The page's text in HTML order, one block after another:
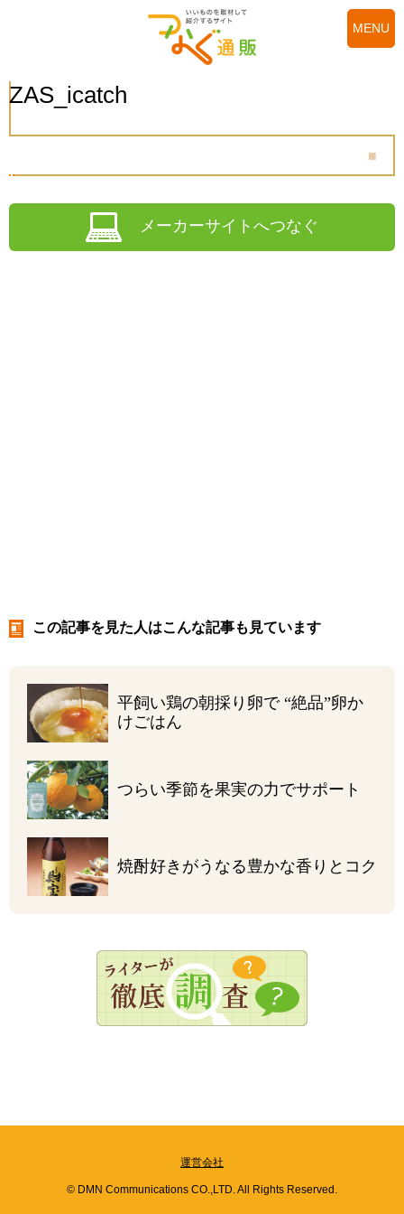
MENU
ZAS_icatch
メーカーサイトへつなぐ
この記事を見た人はこんな記事も見ています
平飼い鶏の朝採り卵で “絶品”卵か
けごはん
つらい季節を果実の力でサポート
焼酎好きがうなる豊かな香りとコク
運営会社
© DMN Communications CO.,LTD. All Rights Reserved.